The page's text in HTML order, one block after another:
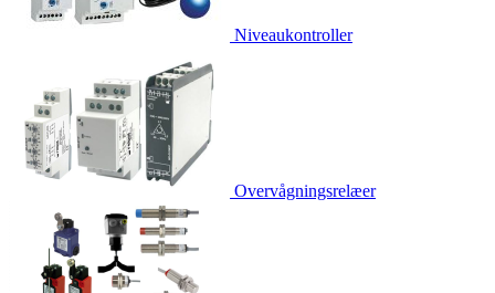
Niveaukontroller
Overvågningsrelæer